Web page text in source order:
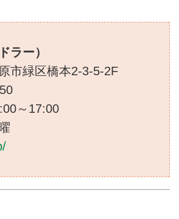
ラー）
市緑区橋本2-3-5-2F
～17:00